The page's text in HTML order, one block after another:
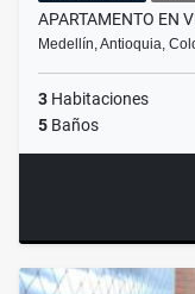
APARTAMENTO EN
Medellín, Antioquia,
3 Habitaciones
5 Baños